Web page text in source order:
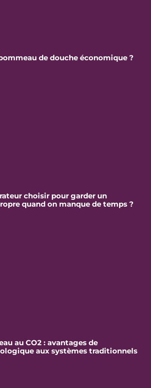
de douche économique ?
choisir pour garder un
quand on manque de temps ?
au CO2 : avantages de
aux systèmes traditionnels